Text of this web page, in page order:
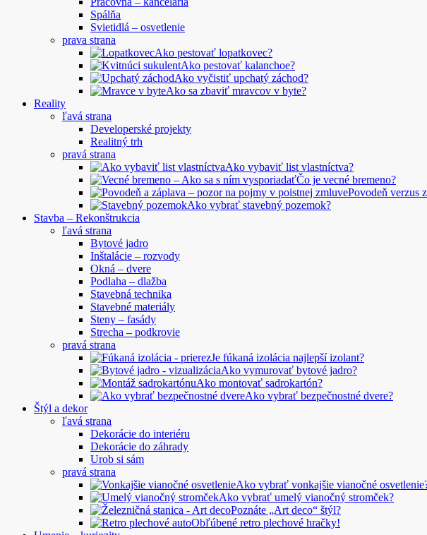
Spálňa
Svietidlá – osvetlenie
prava strana
Ako pestovať lopatkovec?
Ako pestovať kalanchoe?
Ako vyčistiť upchatý záchod?
Ako sa zbaviť mravcov v byte?
Reality
ľavá strana
Developerské projekty
Realitný trh
pravá strana
Ako vybaviť list vlastníctva?
Čo je vecné bremeno?
Povodeň verzus
Ako vybrať stavebný pozemok?
Stavba – Rekonštrukcia
ľavá strana
Bytové jadro
Inštalácie – rozvody
Okná – dvere
Podlaha – dlažba
Stavebná technika
Stavebné materiály
Steny – fasády
Strecha – podkrovie
pravá strana
Je fúkaná izolácia najlepší izolant?
Ako vymurovať bytové jadro?
Ako montovať sadrokartón?
Ako vybrať bezpečnostné dvere?
Štýl a dekor
ľavá strana
Dekorácie do interiéru
Dekorácie do záhrady
Urob si sám
pravá strana
Ako vybrať vonkajšie vianočné
Ako vybrať umelý vianočný stromček?
Poznáte „Art deco“ štýl?
Obľúbené retro plechové hračky!